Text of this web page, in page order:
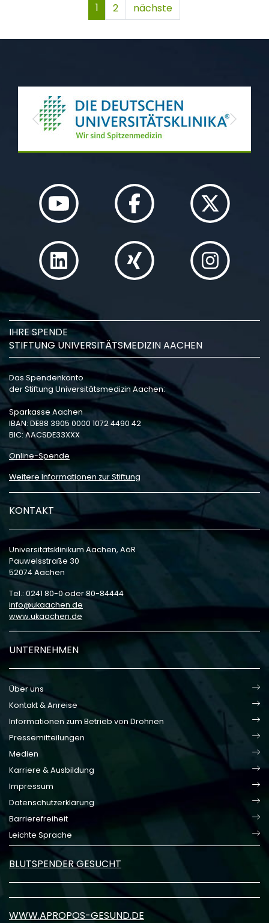
1 2 nächste
Previous Next
IHRE SPENDE
STIFTUNG UNIVERSITÄTSMEDIZIN AACHEN
Das Spendenkonto
der Stiftung Universitätsmedizin Aachen:
Sparkasse Aachen
IBAN: DE88 3905 0000 1072 4490 42
BIC: AACSDE33XXX
Online-Spende
Weitere Informationen zur Stiftung
KONTAKT
Universitätsklinikum Aachen, AöR
Pauwelsstraße 30
52074 Aachen
Tel.: 0241 80-0 oder 80-84444
info
ukaachen de
www.ukaachen.de
UNTERNEHMEN
Über uns
Kontakt & Anreise
Informationen zum Betrieb von Drohnen
Pressemitteilungen
Medien
Karriere & Ausbildung
Impressum
Datenschutzerklärung
Barrierefreiheit
Leichte Sprache
BLUTSPENDER GESUCHT
WWW.APROPOS-GESUND.DE